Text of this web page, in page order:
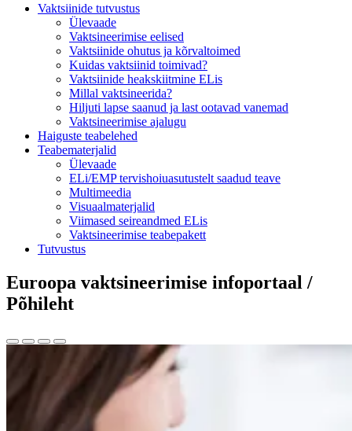
Vaktsiinide tutvustus
Ülevaade
Vaktsineerimise eelised
Vaktsiinide ohutus ja kõrvaltoimed
Kuidas vaktsiinid toimivad?
Vaktsiinide heakskiitmine ELis
Millal vaktsineerida?
Hiljuti lapse saanud ja last ootavad vanemad
Vaktsineerimise ajalugu
Haiguste teabelehed
Teabematerjalid
Ülevaade
ELi/EMP tervishoiuasutustelt saadud teave
Multimeedia
Visuaalmaterjalid
Viimased seireandmed ELis
Vaktsineerimise teabepakett
Tutvustus
Euroopa vaktsineerimise infoportaal /
Põhileht